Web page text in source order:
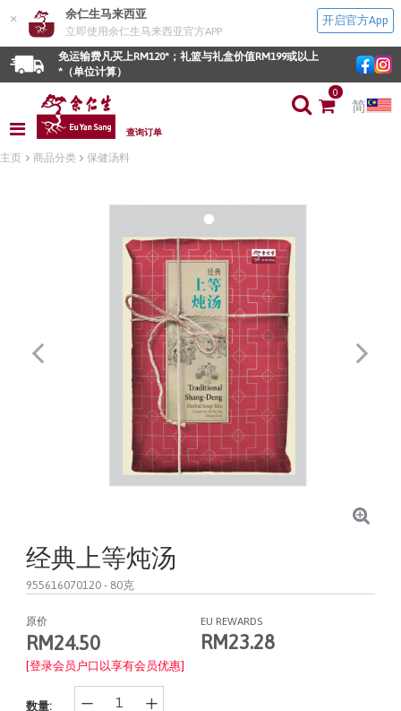
× 余仁生马来西亚
立即使用余仁生马来西亚官方APP
开启官方App
免运输费凡买上RM120*；礼篮与礼盒价值RM199或以上
*（单位计算）
查询订单
0
简
主页 商品分类 保健汤料
经典上等炖汤
955616070120 - 80克
原价
RM24.50
EU REWARDS
RM23.28
[登录会员户口以享有会员优惠]
数量: